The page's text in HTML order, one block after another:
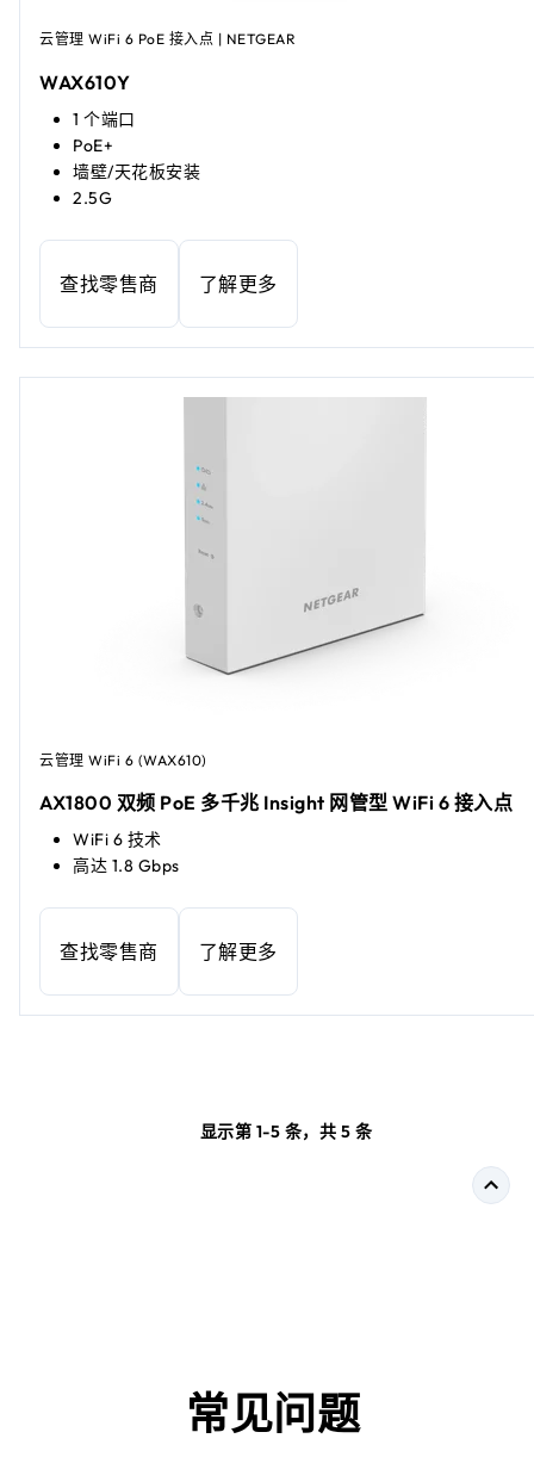
云管理 WiFi 6 PoE 接入点 | NETGEAR
WAX610Y
1 个端口
PoE+
墙壁/天花板安装
2.5G
查找零售商 了解更多
云管理 WiFi 6 (WAX610)
AX1800 双频 PoE 多千兆 Insight 网管型 WiFi 6 接入点
WiFi 6 技术
高达 1.8 Gbps
查找零售商 了解更多
显示第 1-5 条，共 5 条
常见问题